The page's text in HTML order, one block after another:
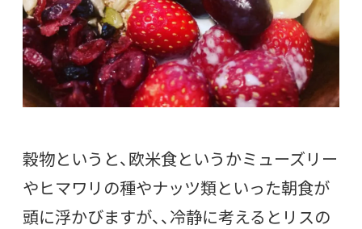
穀物というと、欧米食というかミューズリー
やヒマワリの種やナッツ類といった朝食が
頭に浮かびますが、、冷静に考えるとリスの